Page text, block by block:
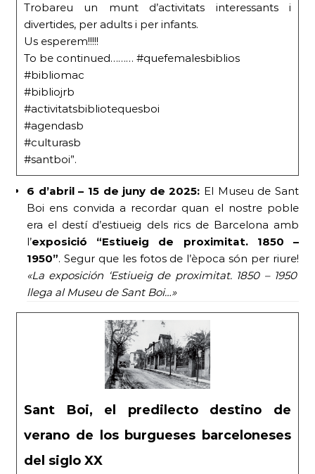
Trobareu un munt d’activitats interessants i
divertides, per adults i per infants.
Us esperem!!!!!
To be continued……… #quefemalesbiblios
#bibliomac
#bibliojrb
#activitatsbibliotequesboi
#agendasb
#culturasb
#santboi”.
6 d’abril – 15 de juny de 2025: El Museu de Sant
Boi ens convida a recordar quan el nostre poble
era el destí d’estiueig dels rics de Barcelona amb
l’exposició “Estiueig de proximitat. 1850 –
1950”. Segur que les fotos de l’època són per riure!
«La exposición ‘Estiueig de proximitat. 1850 – 1950’
llega al Museu de Sant Boi…»
Sant Boi, el predilecto destino de
verano de los burgueses barceloneses
del siglo XX